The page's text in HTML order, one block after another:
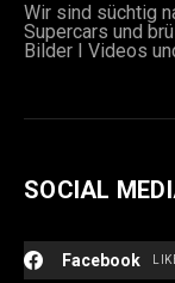
Wir sind süchtig
Supercars und
Bilder I Videos
SOCIAL
Facebook